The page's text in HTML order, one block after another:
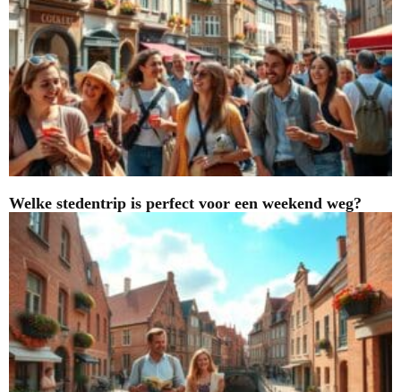
Welke stedentrip is perfect voor een weekend weg?